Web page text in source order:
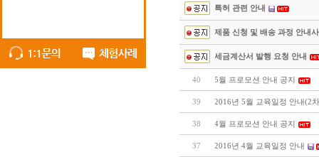
특허 관련 안내
제품 신청 및 배송 과정 안내
세금계산서 발행 요청 안내
40 5월 프로모션 안내 공지
39 2016년 5월 교육일정 안내(2
38 4월 프로모션 안내 공지
37 2016년 4월 교육일정 안내